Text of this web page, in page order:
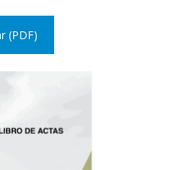
(PDF)